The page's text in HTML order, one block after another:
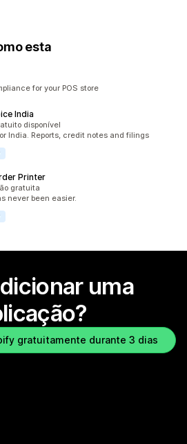
esta
for your POS store
India
disponível
India. Reports, credit notes and filings
Printer
gratuita
never been easier.
uma
gratuitamente durante 3 dias